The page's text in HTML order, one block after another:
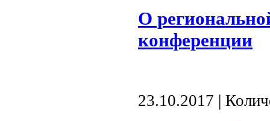
О
конференции
23.10.2017 |